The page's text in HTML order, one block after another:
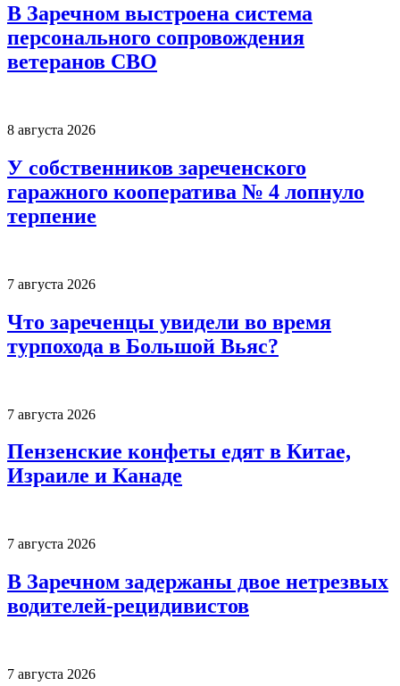
В Заречном выстроена система
персонального сопровождения
ветеранов СВО
8 августа 2026
У собственников зареченского
гаражного кооператива № 4 лопнуло
терпение
7 августа 2026
Что зареченцы увидели во время
турпохода в Большой Вьяс?
7 августа 2026
Пензенские конфеты едят в Китае,
Израиле и Канаде
7 августа 2026
В Заречном задержаны двое нетрезвых
водителей-рецидивистов
7 августа 2026